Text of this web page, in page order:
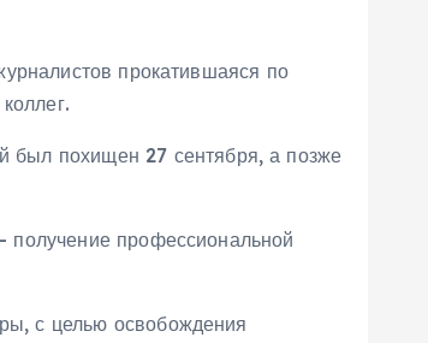
прокатившаяся по
был похищен 27 сентября, а позже
профессиональной
с целью освобождения